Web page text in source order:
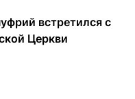
встретился с
Церкви